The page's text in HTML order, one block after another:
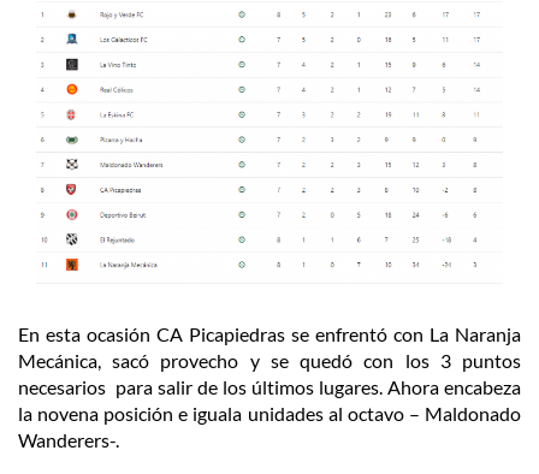
En esta ocasión CA Picapiedras se enfrentó con La Naranja
Mecánica, sacó provecho y se quedó con los 3 puntos
necesarios para salir de los últimos lugares. Ahora encabeza
la novena posición e iguala unidades al octavo – Maldonado
Wanderers-.